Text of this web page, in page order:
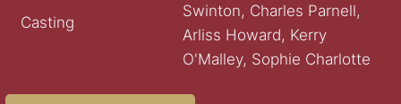
Casting
Swinton, Charles Parnell,
Arliss Howard, Kerry
O'Malley, Sophie Charlotte